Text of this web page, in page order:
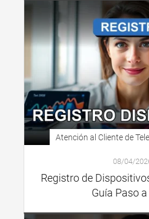
Atención al Cliente de
08/04/
Registro de
Guía Paso